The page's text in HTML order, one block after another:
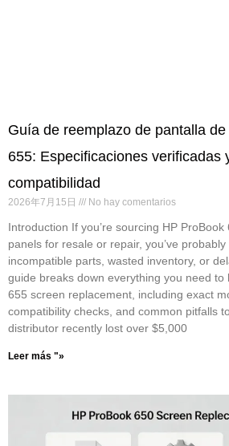
Guía de reemplazo de pantalla
655: Especificaciones verificadas
compatibilidad
2026年7月15日 No hay comentarios
Introduction If you’re sourcing HP
panels for resale or repair, you’ve
incompatible parts, wasted inventory, or
guide breaks down everything you need to
655 screen replacement, including exact
compatibility checks, and common pitfalls
distributor recently lost over $5,000
Leer más "»